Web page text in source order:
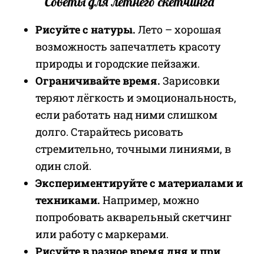
Рисуйте с натуры. Лето – хорошая
возможность запечатлеть красоту
природы и городские пейзажи.
Ограничивайте время. Зарисовки
теряют лёгкость и эмоциональность,
если работать над ними слишком
долго. Старайтесь рисовать
стремительно, точными линиями, в
один слой.
Экспериментируйте с материалами и
техниками. Например, можно
попробовать акварельный скетчинг
или работу с маркерами.
Рисуйте в разное время дня и при